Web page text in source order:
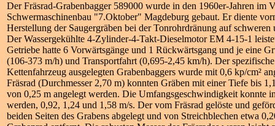
Der Fräsrad-Grabenbagger 589000 wurde in den 1960er-Jahren im
Schwermaschinenbau "7.Oktober" Magdeburg gebaut. Er diente
Herstellung der Saugergräben bei der Tonrohrdränung auf schweren
Der Wassergekühlte 4-Zylinder-4-Takt-Dieselmotor EM 4-15-1
Getriebe hatte 6 Vorwärtsgänge und 1 Rückwärtsgang und je eine
(106-373 m/h) und Transportfahrt (0,695-2,45 km/h). Der
Kettenfahrzeug ausgelegten Grabenbaggers wurde mit 0,6 kp/cm²
Fräsrad (Durchmesser 2,70 m) konnten Gräben mit einer Tiefe bis
von 0,25 m angelegt werden. Die Umfangsgeschwindigkeit konnte
werden, 0,92, 1,24 und 1,58 m/s. Der vom Fräsrad gelöste und
beiden Seiten des Grabens abgelegt und von Streichblechen etwa